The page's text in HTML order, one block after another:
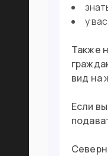
у
Также
вид на
Если